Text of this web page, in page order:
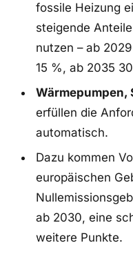
fossile Heizung
steigende
nutzen – ab
15 %, ab 2035
Wärmepumpen,
erfüllen die
automatisch.
Dazu kommen
europäischen
ab 2030, eine
weitere Punkte.